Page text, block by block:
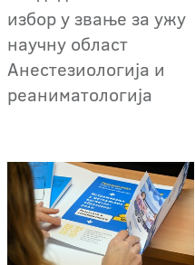
избор у звање за ужу
научну област
Анестезиологија и
реаниматологија